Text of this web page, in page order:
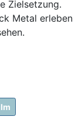
Zielsetzung.
Metal erleben